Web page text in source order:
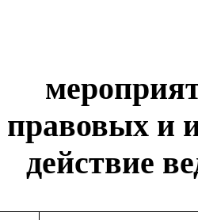
правовых и
действие